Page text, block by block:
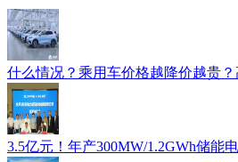
什么情况？乘用车价格越降价越贵
3.5亿元！年产300MW/1.2GWh储能